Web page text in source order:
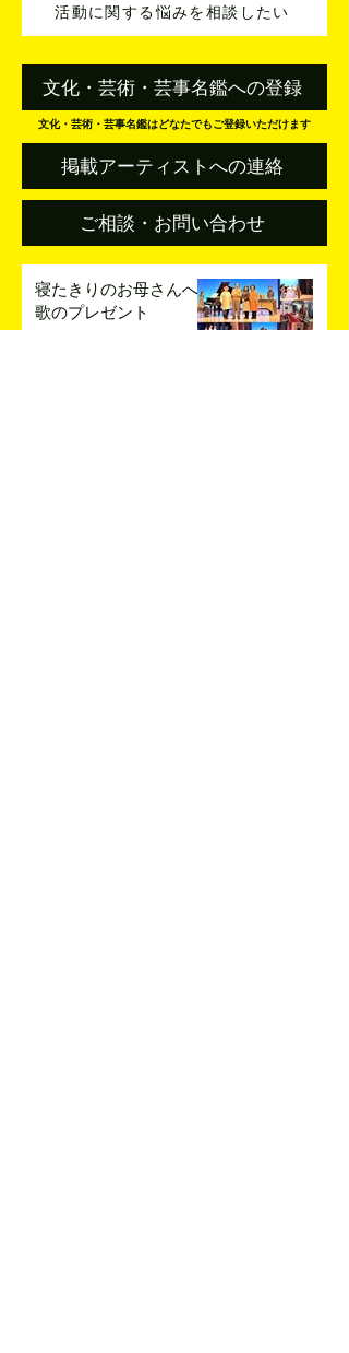
文化・芸術・芸事名鑑への登録
掲載アーティストへの連絡
文化・芸術・芸事名鑑はどなたでもご登録いただけます
寝たきりのお母さんへ